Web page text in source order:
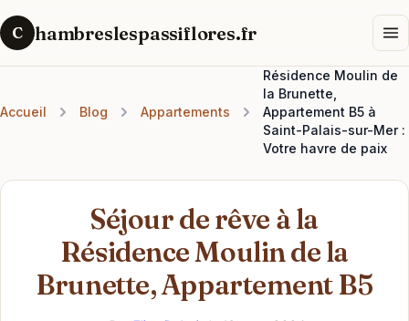
C hambreslespassiflores.fr
Accueil Blog Appartements
Résidence Moulin de
la Brunette,
Appartement B5 à
Saint-Palais-sur-Mer :
Votre havre de paix
Séjour de rêve à la
Résidence Moulin de la
Brunette, Appartement B5